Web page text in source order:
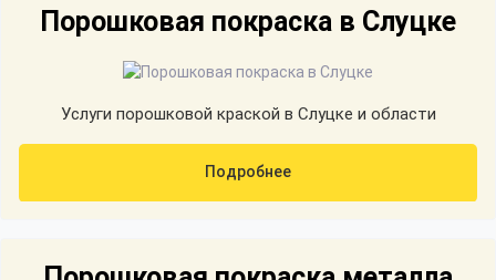
Порошковая покраска в Слуцке
Услуги порошковой краской в Слуцке и области
Подробнее